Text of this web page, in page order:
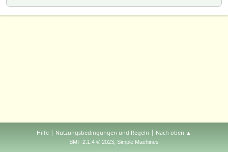
Hilfe | Nutzungsbedingungen und Regeln | Nach oben ▲
SMF 2.1.4 © 2023, Simple Machines